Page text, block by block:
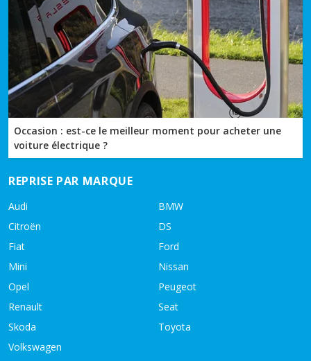
Occasion : est-ce le meilleur moment pour acheter une
voiture électrique ?
REPRISE PAR MARQUE
Audi
BMW
Citroën
DS
Fiat
Ford
Mini
Nissan
Opel
Peugeot
Renault
Seat
Skoda
Toyota
Volkswagen